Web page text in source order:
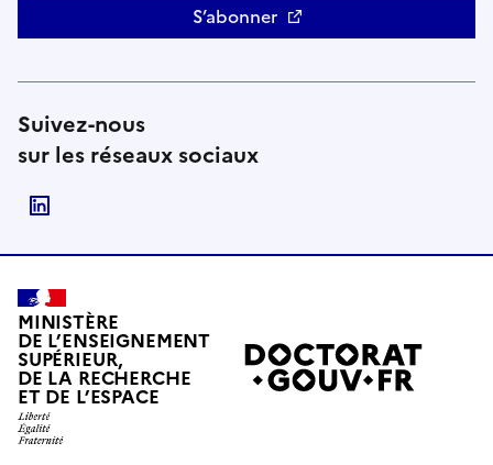
S’abonner
Suivez-nous
sur les réseaux sociaux
MINISTÈRE
DE L’ENSEIGNEMENT
SUPÉRIEUR,
DE LA RECHERCHE
ET DE L’ESPACE